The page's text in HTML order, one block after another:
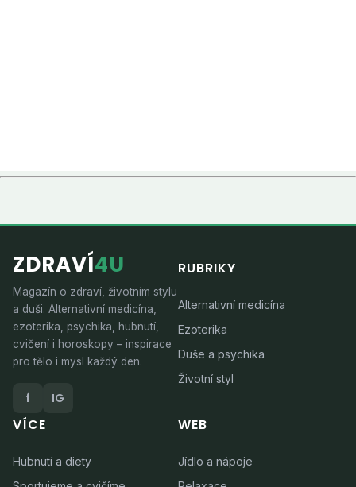
ZDRAVÍ4U
Magazín o zdraví, životním stylu
a duši. Alternativní medicína,
ezoterika, psychika, hubnutí,
cvičení i horoskopy – inspirace
pro tělo i mysl každý den.
f IG
RUBRIKY
Alternativní medicína
Ezoterika
Duše a psychika
Životní styl
VÍCE
Hubnutí a diety
WEB
Jídlo a nápoje